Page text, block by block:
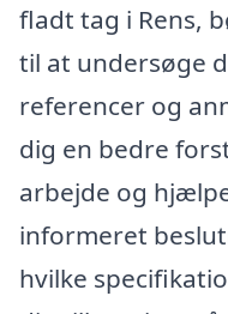
fladt tag i Rens,
til at undersøge
referencer og
dig en bedre
arbejde og
informeret
hvilke